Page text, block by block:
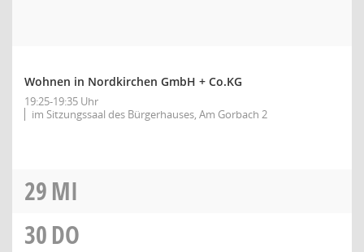
Wohnen in Nordkirchen GmbH + Co.KG
19:25-19:35 Uhr
im Sitzungssaal des Bürgerhauses, Am Gorbach 2
29MI
30DO